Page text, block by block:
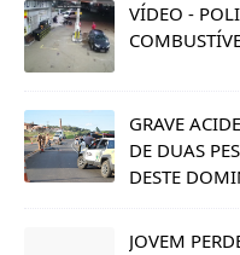
VÍDEO -
GRAVE
DE DUAS
DESTE
JOVEM